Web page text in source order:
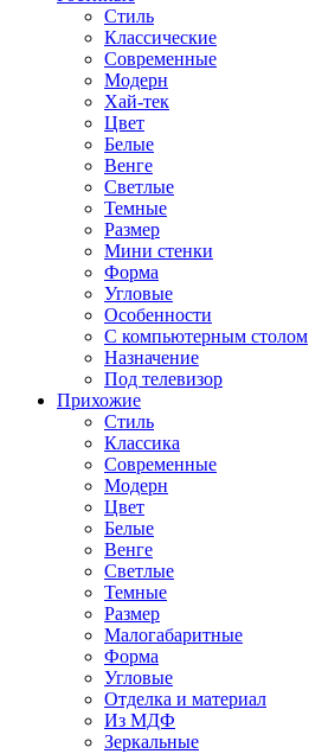
Стиль
Классические
Современные
Модерн
Хай-тек
Цвет
Белые
Венге
Светлые
Темные
Размер
Мини стенки
Форма
Угловые
Особенности
С компьютерным столом
Назначение
Под телевизор
Прихожие
Стиль
Классика
Современные
Модерн
Цвет
Белые
Венге
Светлые
Темные
Размер
Малогабаритные
Форма
Угловые
Отделка и материал
Из МДФ
Зеркальные